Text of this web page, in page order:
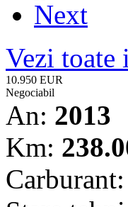
Vezi toate
10.950 EUR
Negociabil
An: 2013
Km:
Carburant: